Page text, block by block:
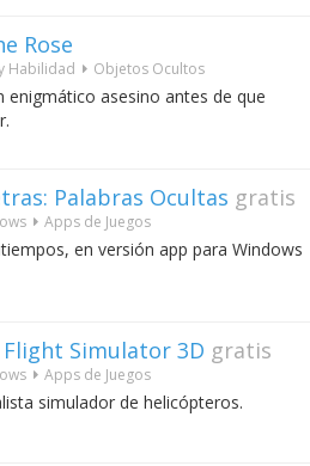
Rose
Habilidad Objetos Ocultos
enigmático asesino antes de que
Palabras Ocultas gratis
Apps de Juegos
en versión app para Windows
Simulator 3D gratis
Apps de Juegos
simulador de helicópteros.